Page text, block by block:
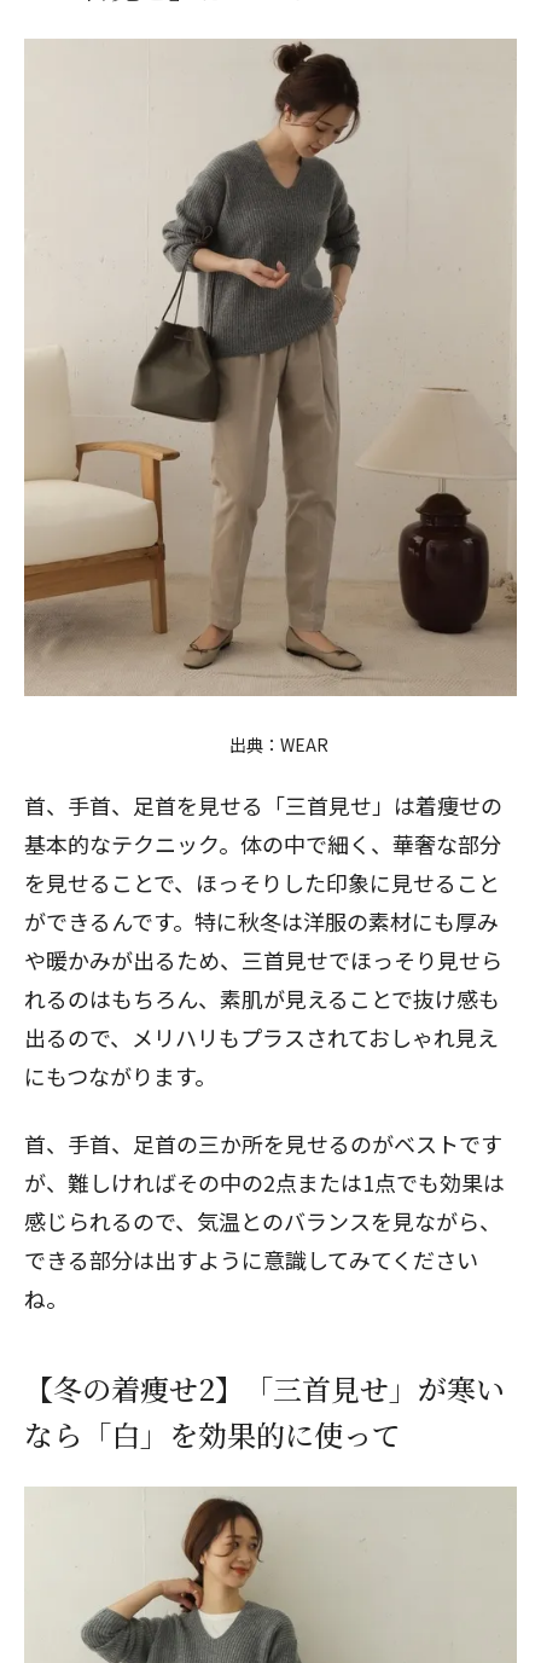
出典： WEAR
首、手首、足首を見せる「三首見せ」は着痩せの
基本的なテクニック。体の中で細く、華奢な部分
を見せることで、ほっそりした印象に見せること
ができるんです。特に秋冬は洋服の素材にも厚み
や暖かみが出るため、三首見せでほっそり見せら
れるのはもちろん、素肌が見えることで抜け感も
出るので、メリハリもプラスされておしゃれ見え
にもつながります。
首、手首、足首の三か所を見せるのがベストです
が、難しければその中の2点または1点でも効果は
感じられるので、気温とのバランスを見ながら、
できる部分は出すように意識してみてください
ね。
【冬の着痩せ2】「三首見せ」が寒い
なら「白」を効果的に使って